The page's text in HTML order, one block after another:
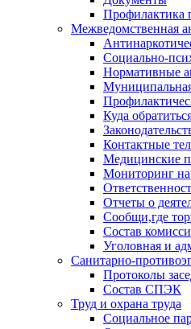
Профилактика
Межведомственная
Социально-
Нормативные
Куда
Контактные
Медицинские
Мониторинг
Отчеты о
Сообщи,где
Состав
Уголовная и
Санитарно-
Протоколы
Состав СПЭК
Труд и охрана труда
Социальное